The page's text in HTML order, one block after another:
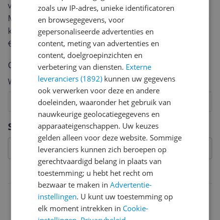
Specificaties
Belangrijkste kenmerken
7612367073110
van een review gemiddeld tussen de 3 en 10 minuten.
Met jouw mening help je andere bezoekers een betere
keuze te maken én maak je iedere maand kans op
€250,-!
Klik hier voor de actievoorwaarden.
Cijfer
Welk cijfer geef jij dit product?
8
7
6
5
4
3
2
Vraag 1 van 4
zoals uw IP-adres, unieke identificatoren
en browsegegevens, voor
gepersonaliseerde advertenties en
content, meting van advertenties en
content, doelgroepinzichten en
verbetering van diensten. Externe
leveranciers (1892) kunnen uw gegevens
ook verwerken voor deze en andere
doeleinden, waaronder het gebruik van
nauwkeurige geolocatiegegevens en
apparaateigenschappen. Uw keuzes
gelden alleen voor deze website. Sommige
leveranciers kunnen zich beroepen op
gerechtvaardigd belang in plaats van
toestemming; u hebt het recht om
bezwaar te maken inAdvertentie-
instellingen. U kunt uw toestemming op
elk moment intrekken in Cookie-